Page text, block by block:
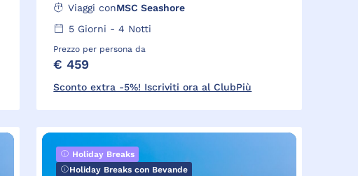
Viaggi conMSC Seashore
5Giorni - 4 Notti
Prezzo per persona da
€ 459
Sconto extra -5%! Iscriviti ora al ClubPiù
Holiday Breaks
Holiday Breaks con Bevande